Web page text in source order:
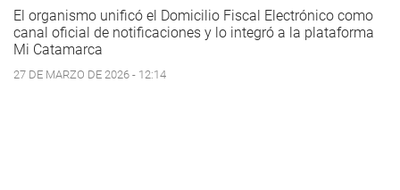
El organismo unificó el Domicilio Fiscal Electrónico como
canal oficial de notificaciones y lo integró a la plataforma
Mi Catamarca
27 DE MARZO DE 2026 - 12:14